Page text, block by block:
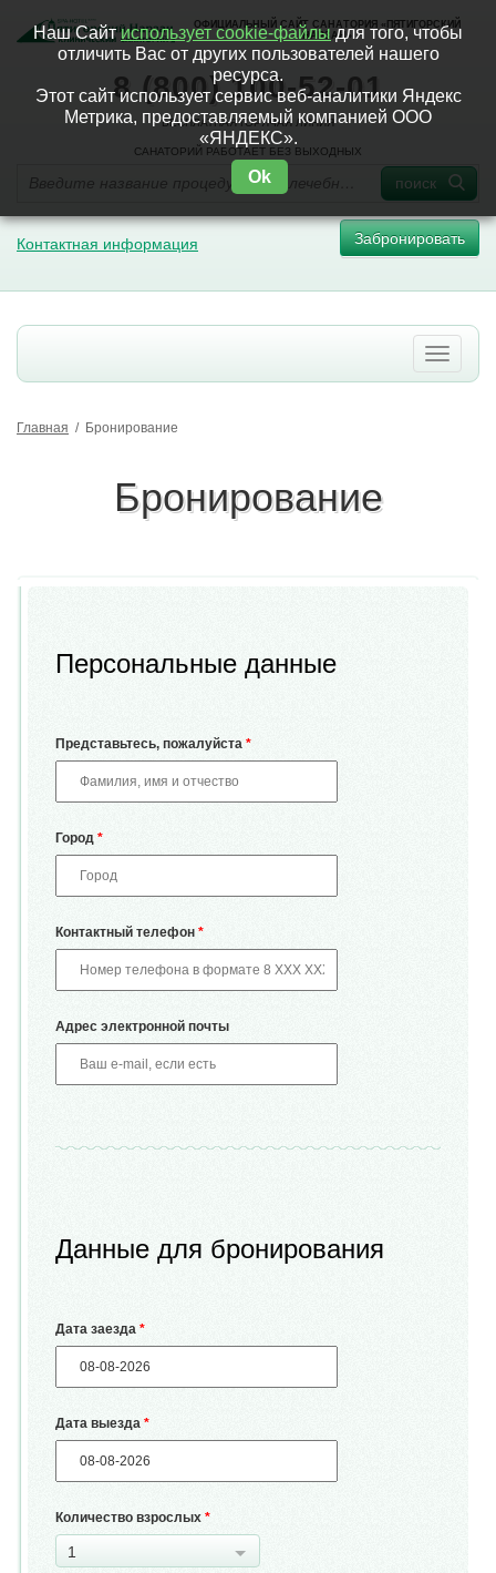
ОФИЦИАЛЬНЫЙ САЙТ САНАТОРИЯ «ПЯТИГОРСКИЙ
НАРЗАН»
8 (800) 100-52-01
БЕСПЛАТНАЯ ГОРЯЧАЯ ЛИНИЯ
САНАТОРИЙ РАБОТАЕТ БЕЗ ВЫХОДНЫХ
поиск
Контактная информация Забронировать
Главная / Бронирование
Бронирование
Персональные данные
Представьтесь, пожалуйста *
Город *
Контактный телефон *
Адрес электронной почты
Данные для бронирования
Дата заезда *
Дата выезда *
Количество взрослых *
1
Наш Сайтиспользует cookie-файлыдля того, чтобы
отличить Вас от других пользователей нашего
ресурса.
Этот сайт использует сервис веб-аналитики Яндекс
Метрика, предоставляемый компанией ООО
«ЯНДЕКС».
Ok